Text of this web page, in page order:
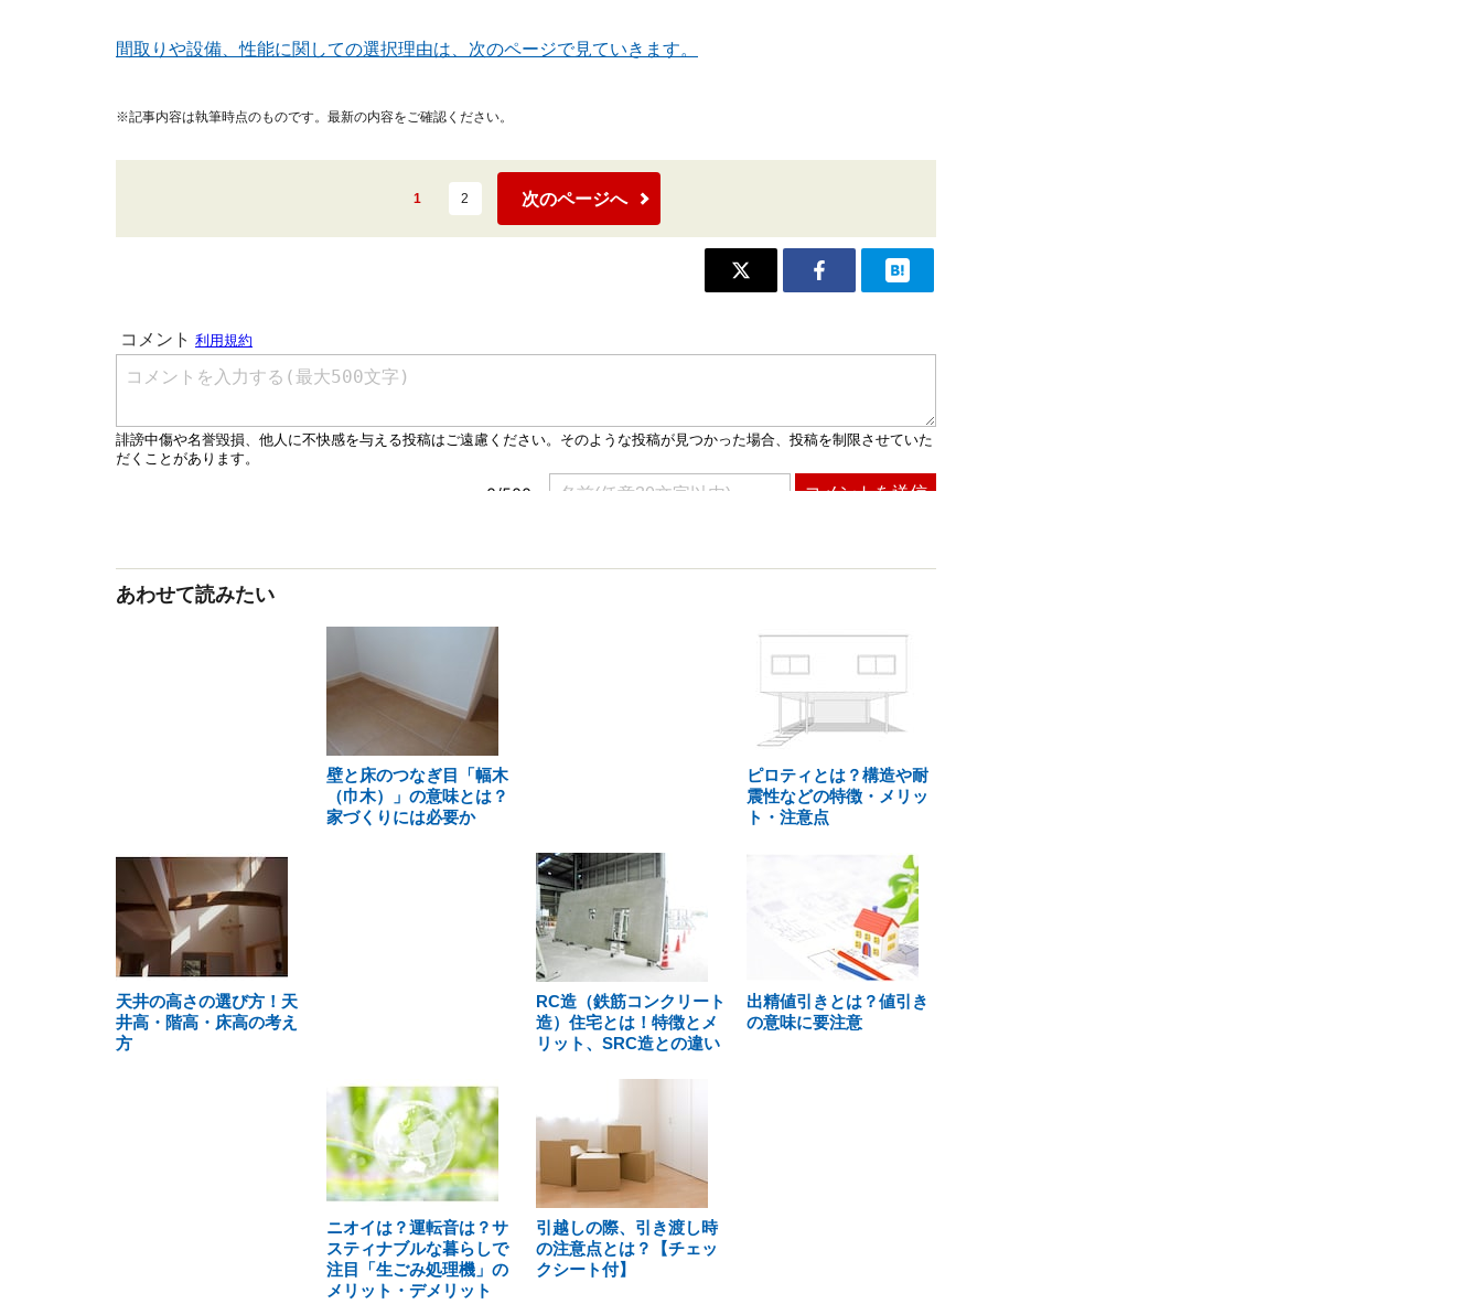
間取りや設備、性能に関しての選択理由は、次のページで見ていきます。
※記事内容は執筆時点のものです。最新の内容をご確認ください。
1 2 次のページへ
あわせて読みたい
壁と床のつなぎ目「幅木
（巾木）」の意味とは？
家づくりには必要か
ピロティとは？構造や耐
震性などの特徴・メリッ
ト・注意点
天井の高さの選び方！天
井高・階高・床高の考え
方
RC造（鉄筋コンクリート
造）住宅とは！特徴とメ
リット、SRC造との違い
出精値引きとは？値引き
の意味に要注意
ニオイは？運転音は？サ
スティナブルな暮らしで
注目「生ごみ処理機」の
メリット・デメリット
引越しの際、引き渡し時
の注意点とは？【チェッ
クシート付】